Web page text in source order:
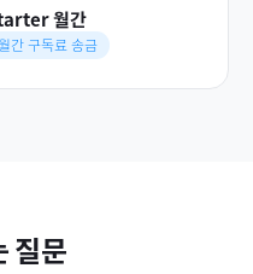
월간
간 구독료 송금
질문